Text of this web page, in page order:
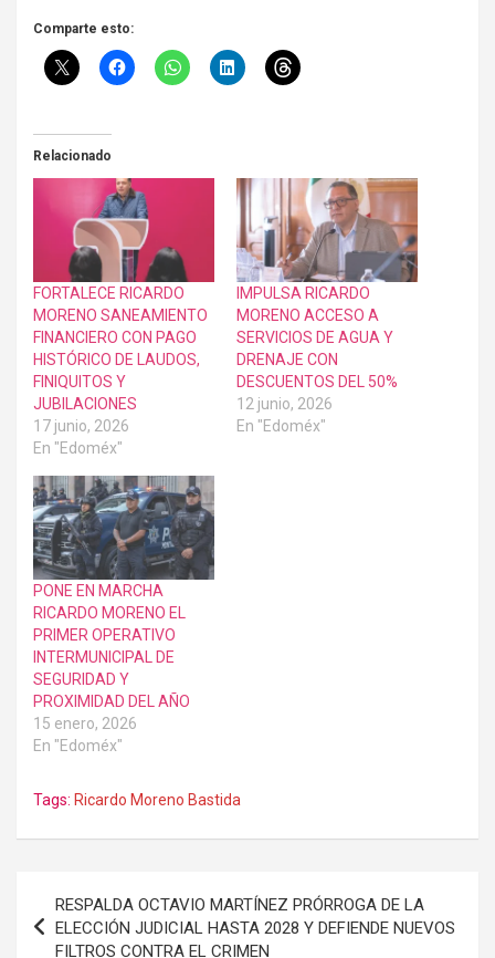
Comparte esto:
Relacionado
FORTALECE RICARDO
MORENO SANEAMIENTO
FINANCIERO CON PAGO
HISTÓRICO DE LAUDOS,
FINIQUITOS Y
JUBILACIONES
17 junio, 2026
En "Edoméx"
IMPULSA RICARDO
MORENO ACCESO A
SERVICIOS DE AGUA Y
DRENAJE CON
DESCUENTOS DEL 50%
12 junio, 2026
En "Edoméx"
PONE EN MARCHA
RICARDO MORENO EL
PRIMER OPERATIVO
INTERMUNICIPAL DE
SEGURIDAD Y
PROXIMIDAD DEL AÑO
15 enero, 2026
En "Edoméx"
Tags: Ricardo Moreno Bastida
de
RESPALDA OCTAVIO MARTÍNEZ PRÓRROGA DE LA
ELECCIÓN JUDICIAL HASTA 2028 Y DEFIENDE NUEVOS
FILTROS CONTRA EL CRIMEN